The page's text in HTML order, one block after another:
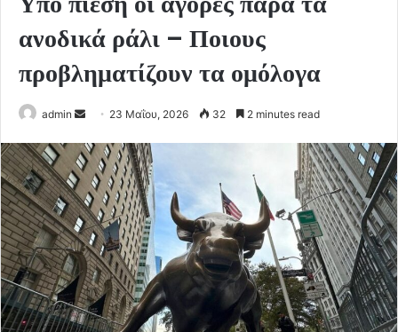
ανοδικά ράλι – Ποιους
προβληματίζουν τα ομόλογα
admin
Send
email
23 Μαΐου, 2026 32 2 minutes read